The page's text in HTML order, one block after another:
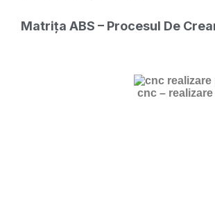
Matrița ABS – Procesul De
cnc –